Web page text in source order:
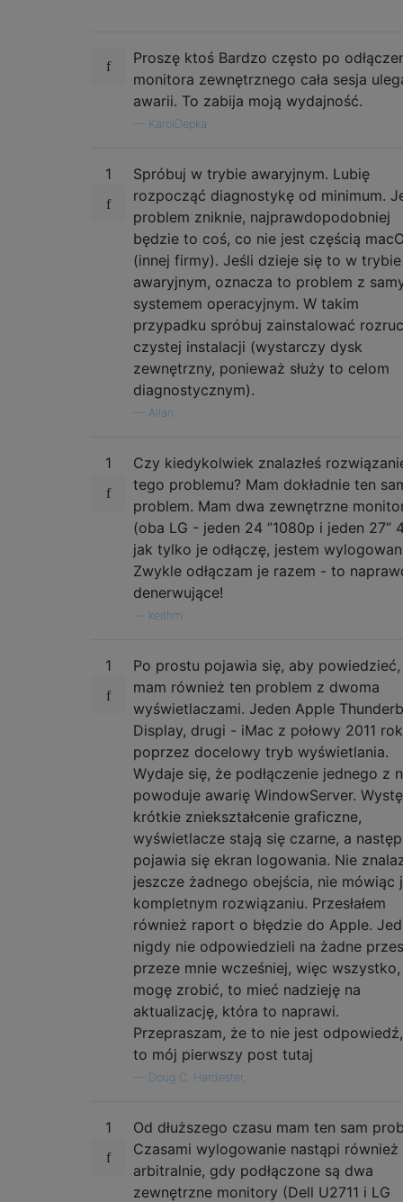
Proszę ktoś Bardzo często po
monitora zewnętrznego cała sesja
awarii. To zabija moją wydajność.
KarolDepka
1
Spróbuj w trybie awaryjnym. Lubię
rozpocząć diagnostykę od minimum.
problem zniknie, najprawdopodobniej
będzie to coś, co nie jest częścią
(innej firmy). Jeśli dzieje się to w trybie
awaryjnym, oznacza to problem z
systemem operacyjnym. W takim
przypadku spróbuj zainstalować
czystej instalacji (wystarczy dysk
zewnętrzny, ponieważ służy to celom
diagnostycznym).
Allan
1
Czy kiedykolwiek znalazłeś
tego problemu? Mam dokładnie ten
problem. Mam dwa zewnętrzne
(oba LG - jeden 24 ”1080p i jeden 27”
jak tylko je odłączę, jestem
Zwykle odłączam je razem - to
denerwujące!
keithm
1
Po prostu pojawia się, aby
mam również ten problem z dwoma
wyświetlaczami. Jeden Apple
Display, drugi - iMac z połowy 2011
poprzez docelowy tryb wyświetlania.
Wydaje się, że podłączenie jednego z
powoduje awarię WindowServer.
krótkie zniekształcenie graficzne,
wyświetlacze stają się czarne, a
pojawia się ekran logowania. Nie
jeszcze żadnego obejścia, nie mówiąc
kompletnym rozwiązaniu. Przesłałem
również raport o błędzie do Apple.
nigdy nie odpowiedzieli na żadne
przeze mnie wcześniej, więc
mogę zrobić, to mieć nadzieję na
aktualizację, która to naprawi.
Przepraszam, że to nie jest
to mój pierwszy post tutaj
Doug C. Hardester,
1
Od dłuższego czasu mam ten sam
Czasami wylogowanie nastąpi również
arbitralnie, gdy podłączone są dwa
zewnętrzne monitory (Dell U2711 i LG